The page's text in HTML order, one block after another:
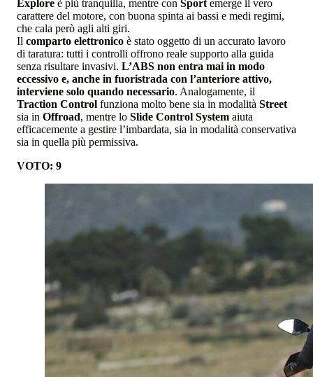
Explore è più tranquilla, mentre con Sport emerge il vero
carattere del motore, con buona spinta ai bassi e medi regimi,
che cala però agli alti giri.
Il comparto elettronico è stato oggetto di un accurato lavoro
di taratura: tutti i controlli offrono reale supporto alla guida
senza risultare invasivi. L’ABS non entra mai in modo
eccessivo e, anche in fuoristrada con l’anteriore attivo,
interviene solo quando necessario. Analogamente, il
Traction Control funziona molto bene sia in modalità Street
sia in Offroad, mentre lo Slide Control System aiuta
efficacemente a gestire l’imbardata, sia in modalità conservativa
sia in quella più permissiva.
VOTO: 9